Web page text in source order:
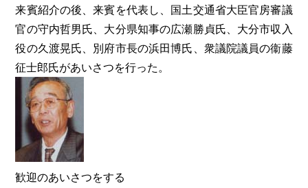
来賓紹介の後、来賓を代表し、国土交通省大臣官房審議
官の守内哲男氏、大分県知事の広瀬勝貞氏、大分市収入
役の久渡晃氏、別府市長の浜田博氏、衆議院議員の衞藤
征士郎氏があいさつを行った。
歓迎のあいさつをする